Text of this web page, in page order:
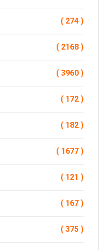
( 274 )
( 2168 )
( 3960 )
( 172 )
( 182 )
( 1677 )
( 121 )
( 167 )
( 375 )